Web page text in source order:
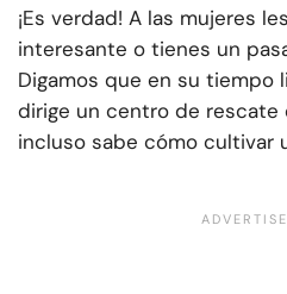
¡Es verdad! A las mujeres
interesante o tienes un
Digamos que en su tiempo
dirige un centro de rescate
incluso sabe cómo cultivar